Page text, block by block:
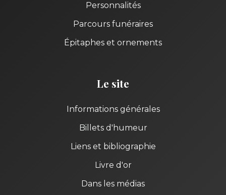
Personnalités
Parcours funéraires
Épitaphes et ornements
Le site
Informations générales
Billets d'humeur
Liens et bibliographie
Livre d'or
Dans les médias